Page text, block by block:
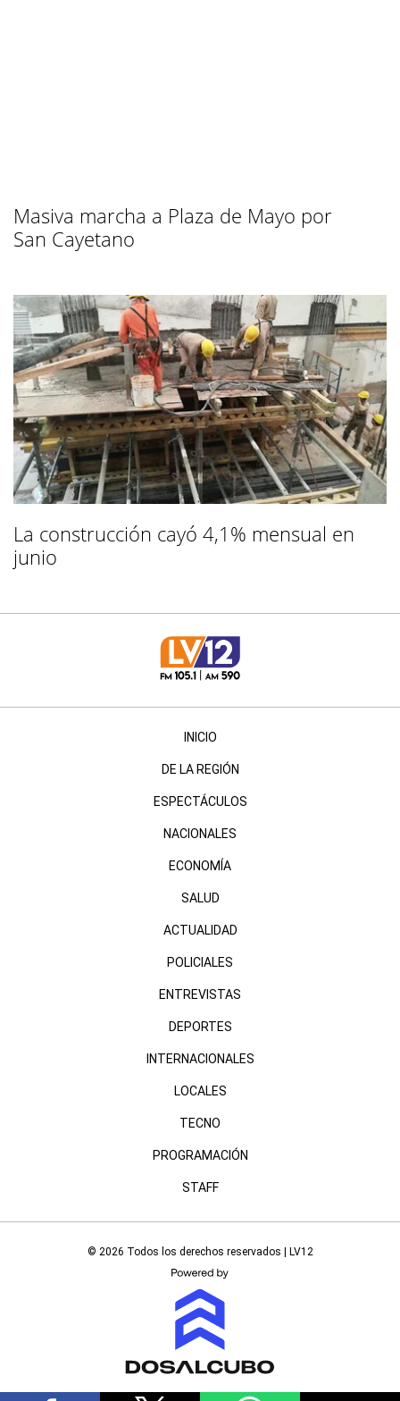
Masiva marcha a Plaza de Mayo por
San Cayetano
La construcción cayó 4,1% mensual en
junio
INICIO
DE LA REGIÓN
ESPECTÁCULOS
NACIONALES
ECONOMÍA
SALUD
ACTUALIDAD
POLICIALES
ENTREVISTAS
DEPORTES
INTERNACIONALES
LOCALES
TECNO
PROGRAMACIÓN
STAFF
© 2026 Todos los derechos reservados | LV12